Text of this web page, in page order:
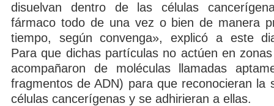
disuelvan dentro de las células
fármaco todo de una vez o bien de manera
tiempo, según convenga», explicó a este
Para que dichas partículas no actúen en
acompañaron de moléculas llamadas
fragmentos de ADN) para que reconocieran la
células cancerígenas y se adhirieran a ellas.